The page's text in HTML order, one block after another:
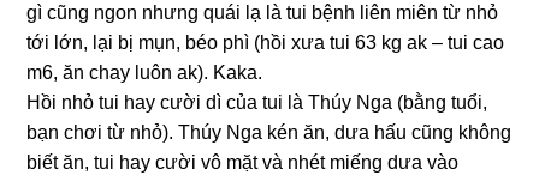
gì cũng ngon nhưng quái lạ là tui bệnh liên miên từ nhỏ
tới lớn, lại bị mụn, béo phì (hồi xưa tui 63 kg ak – tui cao
m6, ăn chay luôn ak). Kaka.
Hồi nhỏ tui hay cười dì của tui là Thúy Nga (bằng tuổi,
bạn chơi từ nhỏ). Thúy Nga kén ăn, dưa hấu cũng không
biết ăn, tui hay cười vô mặt và nhét miếng dưa vào